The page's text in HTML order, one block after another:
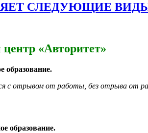
СЛЕДУЮЩИЕ
«Авторитет»
образование.
с отрывом от работы, без отрыва
образование.